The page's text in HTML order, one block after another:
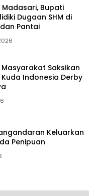
Madasari, Bupati
Dugaan SHM di
Pantai
Saksikan
Indonesia Derby
Keluarkan
Penipuan